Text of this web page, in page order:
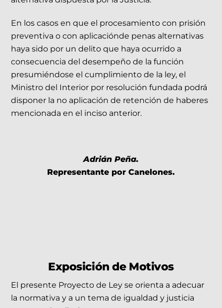
En los casos en que el procesamiento con prisión
preventiva o con aplicaciónde penas alternativas
haya sido por un delito que haya ocurrido a
consecuencia del desempeño de la función
presumiéndose el cumplimiento de la ley, el
Ministro del Interior por resolución fundada podrá
disponer la no aplicación de retención de haberes
mencionada en el inciso anterior.
Adrián Peña.
Representante por Canelones.
Exposición de Motivos
El presente Proyecto de Ley se orienta a adecuar
la normativa y a un tema de igualdad y justicia